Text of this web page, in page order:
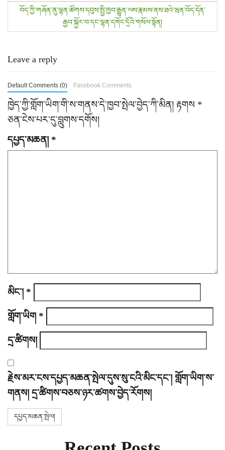
n
a
v
i
g
བོད་ཀྱི་གཞོན་ནུ་ལྷན་ཚོགས་དབུས་སྤྱི་ཁྱབ་རྒྱུན་ལས་རྣམས་ནས་ཐའེ་ཝན་བོད་དོན་
རྒྱབ་སྐྱོར་བ་དང་ལྷན་དགོང་དྲོའི་གསོལ་སྟོན།
Leave a reply
Default Comments (0) Facebook Comments
ཁྱེད་ཀྱི་གློག་ཡིག་གི་ས་གནས་དེ་ཁྱབ་སྤེལ་བྱེད་ཀི་མིན། རྟགས *
ཅན་ངེས་པར་དུ་བླུགས་དགོས།
དཔྱད་མཆན། *
མིང་། *
གློག་ཡིག *
དྲ་ཚིགས།
རྗེས་མར་ངས་དཔྱད་མཆན་སྤེལ་དུས་སུ་ངའི་མིང་དང་། གློག་ཡིག་ས་
གནས། དྲ་ཚིགས་བཅས་ཉར་ཚགས་བྱེད་རོགས།